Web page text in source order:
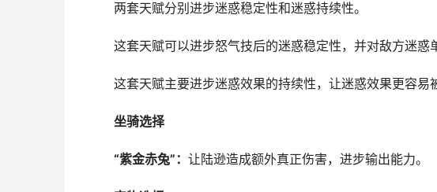
两套天赋分别进步迷惑稳定性和迷惑持续性。
这套天赋可以进步怒气技后的迷惑稳定性，并对敌方迷惑
这套天赋主要进步迷惑效果的持续性，让迷惑效果更容易
坐骑选择
“紫金赤兔”： 让陆逊造成额外真正伤害，进步输出能力。